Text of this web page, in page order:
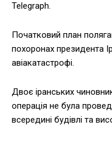
Telegraph.
Початковий план
похоронах президента
авіакатастрофі.
Двоє іранських
операція не була
всередині будівлі та